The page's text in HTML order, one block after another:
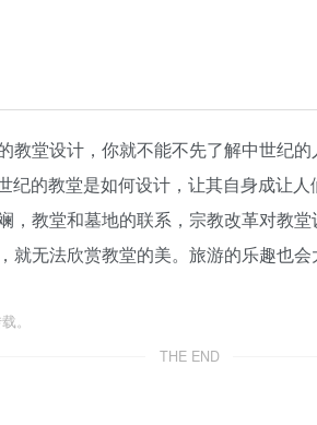
教堂设计，你就不能不先了解中世纪
纪的教堂是如何设计，让其自身成让
，教堂和墓地的联系，宗教改革对教
无法欣赏教堂的美。旅游的乐趣也会
。
THE END